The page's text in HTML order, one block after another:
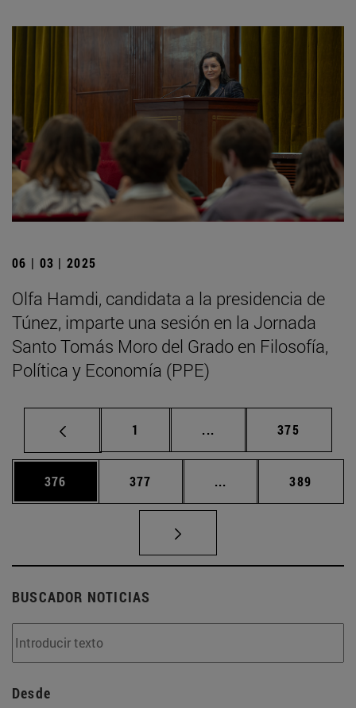
06 | 03 | 2025
Olfa Hamdi, candidata a la presidencia de
Túnez, imparte una sesión en la Jornada
Santo Tomás Moro del Grado en Filosofía,
Política y Economía (PPE)
Página
1 ... Páginas intermedias
Página
375
Página
376 Página
377 ... Páginas intermedias
Página
389
BUSCADOR NOTICIAS
Desde